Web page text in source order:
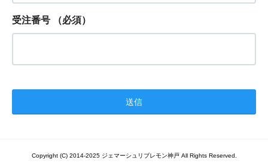
受注番号 （必須）
Copyright (C) 2014-2025 ジェマーシュリブレモン神戸 All Rights Reserved.